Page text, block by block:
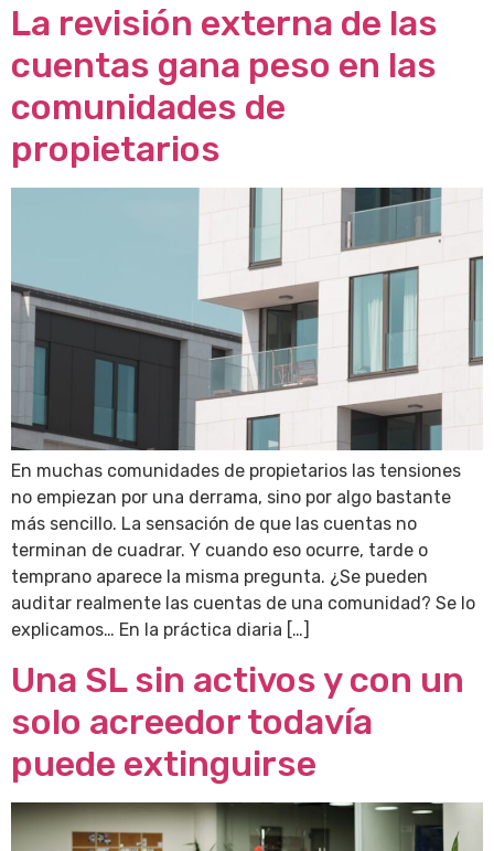
La revisión externa de las
cuentas gana peso en las
comunidades de
propietarios
En muchas comunidades de propietarios las tensiones
no empiezan por una derrama, sino por algo bastante
más sencillo. La sensación de que las cuentas no
terminan de cuadrar. Y cuando eso ocurre, tarde o
temprano aparece la misma pregunta. ¿Se pueden
auditar realmente las cuentas de una comunidad? Se lo
explicamos… En la práctica diaria […]
Una SL sin activos y con un
solo acreedor todavía
puede extinguirse